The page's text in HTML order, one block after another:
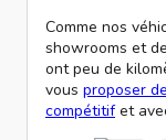
Comme nos
showrooms et
ont peu de
vous proposer
compétitifet